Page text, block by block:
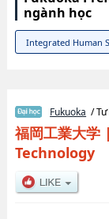
ngành học
Integrated Human
Fukuoka /
福岡工業大学|
Technology